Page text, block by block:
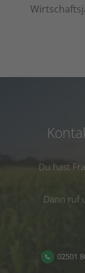
Du hast
Dann ruf
02501